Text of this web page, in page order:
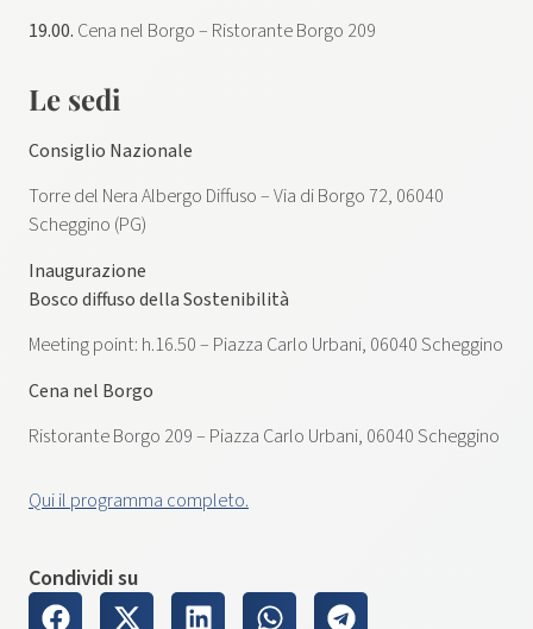
19.00. Cena nel Borgo – Ristorante Borgo 209
Le sedi
Consiglio Nazionale
Torre del Nera Albergo Diffuso – Via di Borgo 72, 06040
Scheggino (PG)
Inaugurazione
Bosco diffuso della Sostenibilità
Meeting point: h.16.50 – Piazza Carlo Urbani, 06040 Scheggino
Cena nel Borgo
Ristorante Borgo 209 – Piazza Carlo Urbani, 06040 Scheggino
Qui il programma completo.
Condividi su